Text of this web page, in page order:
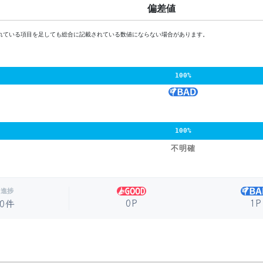
偏差値
いる項目を足しても総合に記載されている数値にならない場合があります。
100%
100%
不明確
進捗
件 0P 1P